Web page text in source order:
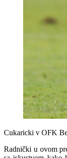
Cukaricki v OFK
Radnički u ovom